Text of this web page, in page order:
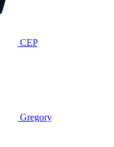
CEP
Gregory